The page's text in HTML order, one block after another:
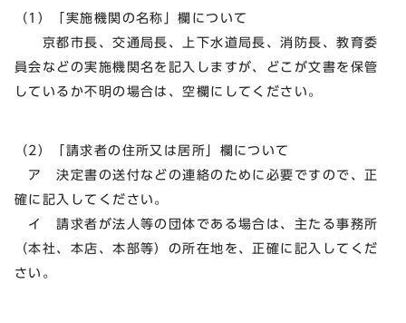
（1）「実施機関の名称」欄について
京都市長、交通局長、上下水道局長、消防長、教育委
員会などの実施機関名を記入しますが、どこが文書を保管
しているか不明の場合は、空欄にしてください。
（2）「請求者の住所又は居所」欄について
ア 決定書の送付などの連絡のために必要ですので、正
確に記入してください。
イ 請求者が法人等の団体である場合は、主たる事務所
（本社、本店、本部等）の所在地を、正確に記入してくだ
さい。